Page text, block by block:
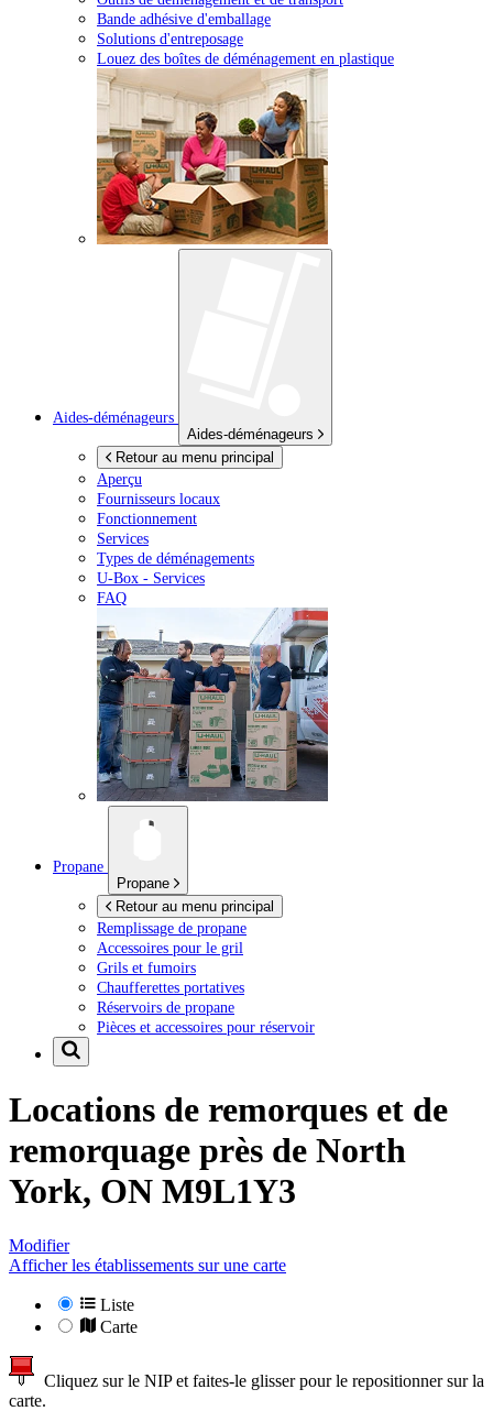
Bande adhésive d'emballage
Solutions d'entreposage
Louez des boîtes de déménagement en plastique
Aides-déménageurs
Aides-déménageurs
Retour au menu principal
Aperçu
Fournisseurs locaux
Fonctionnement
Services
Types de déménagements
U-Box - Services
FAQ
Propane
Propane
Retour au menu principal
Remplissage de propane
Accessoires pour le gril
Grils et fumoirs
Chaufferettes portatives
Réservoirs de propane
Pièces et accessoires pour réservoir
Locations de remorques et de
remorquage près de North
York, ON M9L1Y3
Modifier
Afficher les établissements sur une carte
Liste
Carte
Cliquez sur le NIP et faites-le glisser pour le repositionner sur la
carte.